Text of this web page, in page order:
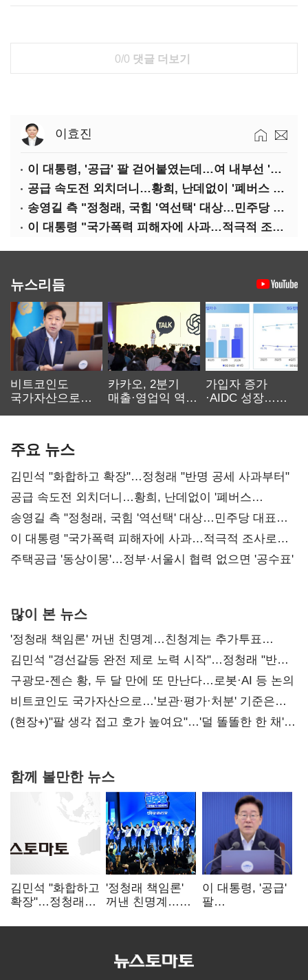
0/0 댓글 더보기
이효진
이 대통령, '공급' 팔 걷어붙였는데…여 내부선 '부동산 망언'(종합)
공급 속도전 외치더니…황희, 난데없이 '폐버스 리모델링' 제안
송영길 측 "정청래, 국힘 '역선택' 대상…민주당 대표로 총선 지휘 못해"
이 대통령 "국가폭력 피해자에 사과…적극적 조사로 진실 밝혀야"
뉴스리듬
비트코인도
국가자산으로…'
카카오, 2분기
매출·영업익 역대
가입자 증가
·AIDC 성장…
주요 뉴스
김민석 "화합하고 확장"…정청래 "반명 공세 사과부터"
공급 속도전 외치더니…황희, 난데없이 '폐버스
리모델링' 제안
송영길 측 "정청래, 국힘 '역선택' 대상…민주당 대표로
총선 지휘 못해"
이 대통령 "국가폭력 피해자에 사과…적극적 조사로
진실 밝혀야"
주택공급 '동상이몽'…정부·서울시 협력 없으면 '공수표'
많이 본 뉴스
'정청래 책임론' 꺼낸 친명계…친청계는 추가투표
때리기
김민석 "경선갈등 완전 제로 노력 시작"…정청래 "반명
공세 사과부터"
구광모-젠슨 황, 두 달 만에 또 만난다…로봇·AI 등 논의
비트코인도 국가자산으로…'보관·평가·처분' 기준은
숙제
(현장+)"팔 생각 접고 호가 높여요"…'덜 똘똘한 한 채'
함께 볼만한 뉴스
김민석 "화합하고
확장"…정청래
사과부터"
'정청래 책임론'
꺼낸 친명계…
추가투표 때리기
이 대통령, '공급'
팔
여 내부선